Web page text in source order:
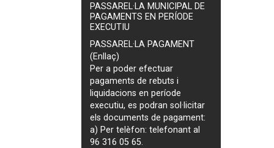
PASSAREL·LA MUNICIPAL DE
PAGAMENTS EN PERÍODE
EXECUTIU
PASSAREL·LA PAGAMENT
(Enllaç)
Per a poder efectuar
pagaments derebuts i
liquidacions en període
executiu, es podransol·licitar
els documents de pagament:
a) Per telèfon: telefonant al
96 316 05 65.